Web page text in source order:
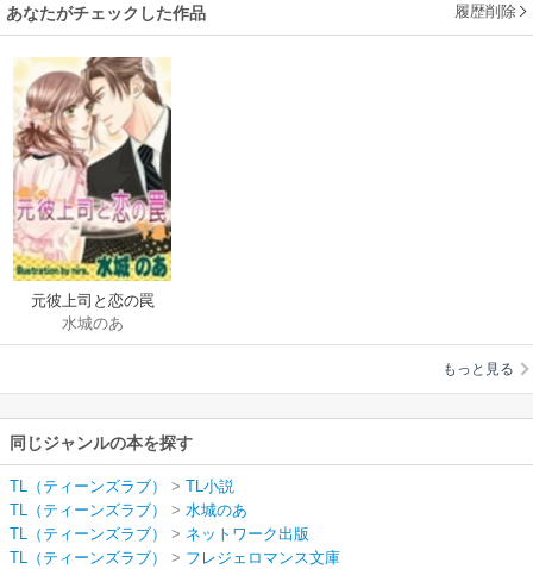
あなたがチェックした作品 履歴削除
元彼上司と恋の罠
水城のあ
もっと見る
同じジャンルの本を探す
TL（ティーンズラブ） > TL小説
TL（ティーンズラブ）
> 水城のあ
TL（ティーンズラブ）
> ネットワーク出版
TL（ティーンズラブ）
> フレジェロマンス文庫